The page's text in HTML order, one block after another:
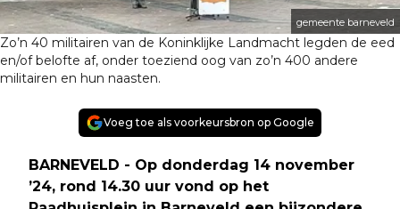
gemeente barneveld
Zo’n 40 militairen van de Koninklijke Landmacht legden de eed
en/of belofte af, onder toeziend oog van zo’n 400 andere
militairen en hun naasten.
Voeg toe als voorkeursbron op Google
BARNEVELD - Op donderdag 14 november
’24, rond 14.30 uur vond op het